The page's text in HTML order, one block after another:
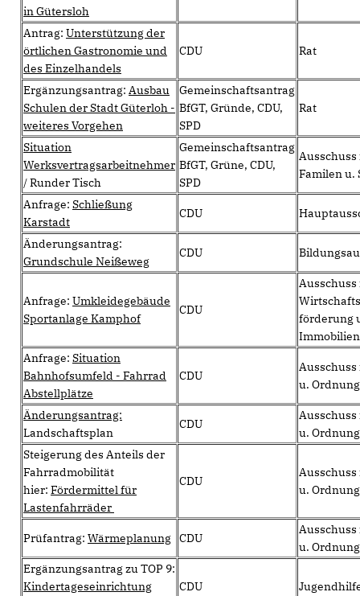
in Gütersloh
Antrag: Unterstützung der
örtlichen Gastronomie und
des Einzelhandels
CDU Rat
Ergänzungsantrag: Ausbau
Schulen der Stadt Güterloh -
weiteres Vorgehen
Gemeinschaftsantrag
BfGT, Gründe, CDU,
SPD
Rat
Situation
Werksvertragsarbeitnehmer
/ Runder Tisch
Gemeinschaftsantrag
BfGT, Grüne, CDU,
SPD
Ausschuss
Familen u.
Anfrage: Schließung
Karstadt
CDU
Änderungsantrag:
Grundschule Neißeweg
CDU
Anfrage: Umkleidegebäude
Sportanlage Kamphof
CDU
förderung
Immobilien
Anfrage: Situation
Bahnhofsumfeld - Fahrrad
Abstellplätze
CDU
u. Ordnung
Änderungsantrag:
Landschaftsplan
CDU
u. Ordnung
Steigerung des Anteils der
Fahrradmobilität
hier: Fördermittel für
Lastenfahrräder
CDU
u. Ordnung
Prüfantrag: Wärmeplanung CDU
u. Ordnung
Ergänzungsantrag zu TOP 9:
Kindertageseinrichtung
CDU